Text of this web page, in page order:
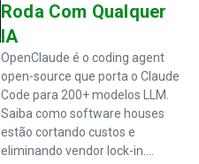
Roda Com Qualquer
IA
OpenClaude é o coding agent
open-source que porta o Claude
Code para 200+ modelos LLM.
Saiba como software houses
estão cortando custos e
eliminando vendor lock-in....